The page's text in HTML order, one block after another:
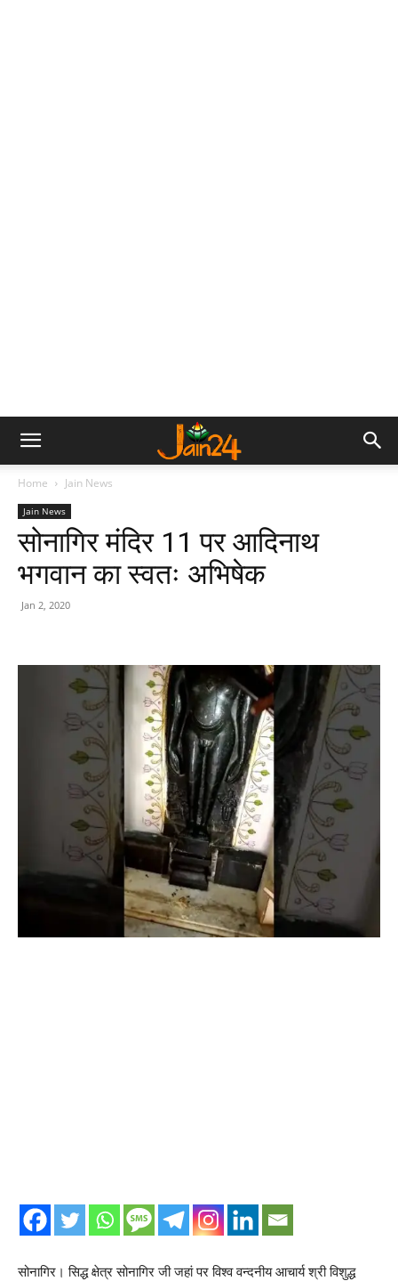
Home Jain News
Jain News
सोनागिर मंदिर 11 पर आदिनाथ
भगवान का स्वतः अभिषेक
Jan 2, 2020
सोनागिर। सिद्ध क्षेत्र सोनागिर जी जहां पर विश्व वन्दनीय आचार्य श्री विशुद्ध